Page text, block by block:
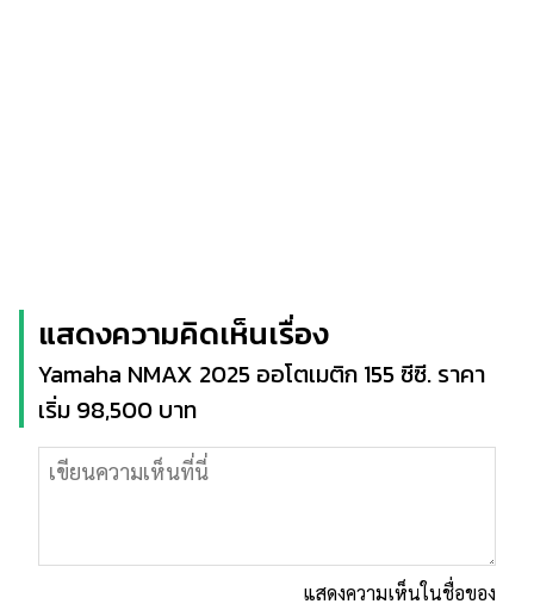
แสดงความคิดเห็นเรื่อง
Yamaha NMAX 2025 ออโตเมติก 155 ซีซี. ราคา
เริ่ม 98,500 บาท
แสดงความเห็นในชื่อของ